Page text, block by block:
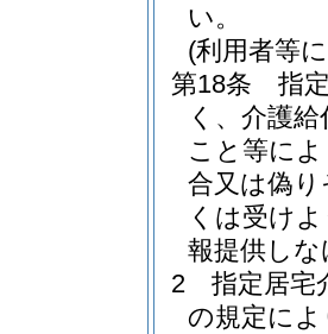
い。
(利用者等
第18条
指
く、介護
こと等に
合又は偽
くは受け
報提供し
2
指定居宅
の規定に